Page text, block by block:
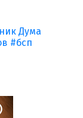
Дума
#бсп